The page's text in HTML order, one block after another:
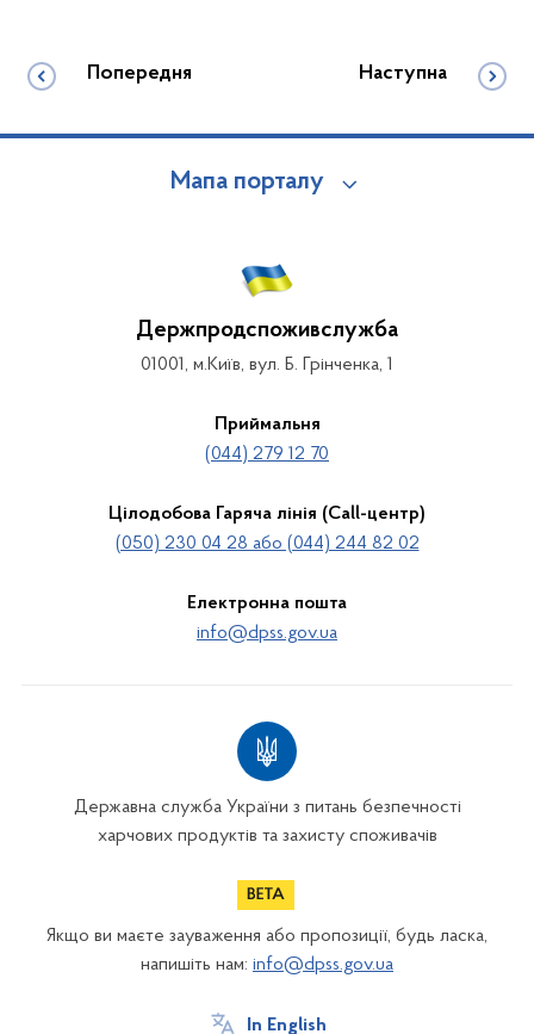
Попередня Наступна
Мапа порталу
Держпродспоживслужба
01001, м.Київ, вул. Б. Грінченка, 1
Приймальня
(044) 279 12 70
Цілодобова Гаряча лінія (Call-центр)
(050) 230 04 28 або (044) 244 82 02
Електронна пошта
info@dpss.gov.ua
Державна служба України з питань безпечності
харчових продуктів та захисту споживачів
Якщо ви маєте зауваження або пропозиції, будь ласка,
напишіть нам: info@dpss.gov.ua
In English